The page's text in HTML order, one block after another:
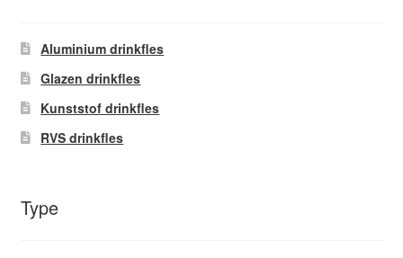
Aluminium drinkfles
Glazen drinkfles
Kunststof drinkfles
RVS drinkfles
Type